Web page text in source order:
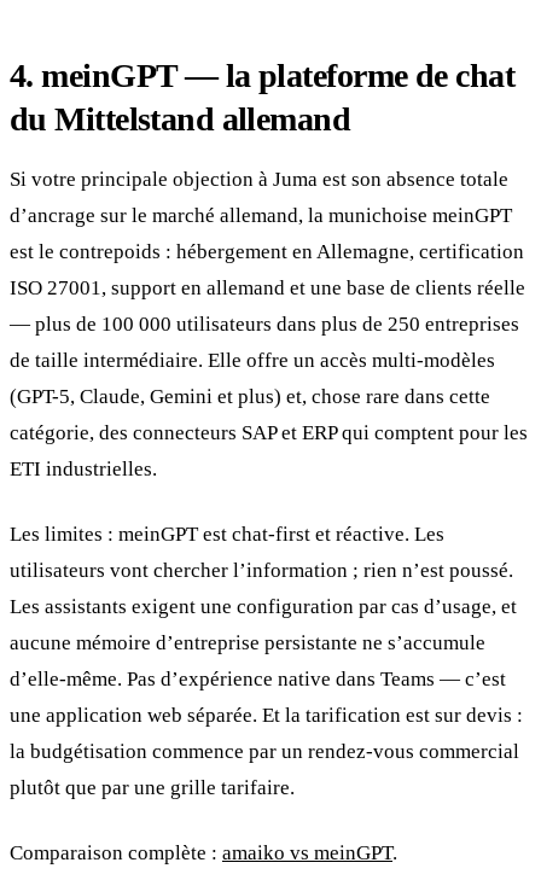
4. meinGPT — la plateforme de chat
du Mittelstand allemand
Si votre principale objection à Juma est son absence totale
d’ancrage sur le marché allemand, la munichoise meinGPT
est le contrepoids : hébergement en Allemagne, certification
ISO 27001, support en allemand et une base de clients réelle
— plus de 100 000 utilisateurs dans plus de 250 entreprises
de taille intermédiaire. Elle offre un accès multi-modèles
(GPT-5, Claude, Gemini et plus) et, chose rare dans cette
catégorie, des connecteurs SAP et ERP qui comptent pour les
ETI industrielles.
Les limites : meinGPT est chat-first et réactive. Les
utilisateurs vont chercher l’information ; rien n’est poussé.
Les assistants exigent une configuration par cas d’usage, et
aucune mémoire d’entreprise persistante ne s’accumule
d’elle-même. Pas d’expérience native dans Teams — c’est
une application web séparée. Et la tarification est sur devis :
la budgétisation commence par un rendez-vous commercial
plutôt que par une grille tarifaire.
Comparaison complète : amaiko vs meinGPT.